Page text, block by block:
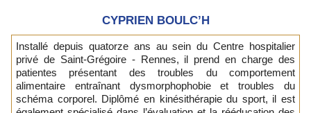
CYPRIEN BOULC’H
Installé depuis quatorze ans au sein du Centre hospitalier
privé de Saint-Grégoire - Rennes, il prend en charge des
patientes présentant des troubles du comportement
alimentaire entraînant dysmorphophobie et troubles du
schéma corporel. Diplômé en kinésithérapie du sport, il est